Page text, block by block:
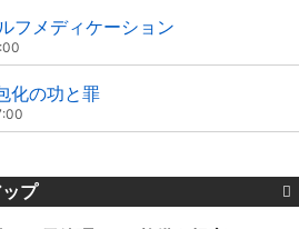
メディケーション
化の功と罪
プ